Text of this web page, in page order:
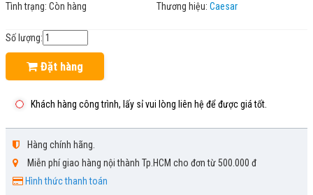
Tình trạng: Còn hàng Thương hiệu: Caesar
Số lượng:
Đặt hàng
Khách hàng công trình, lấy sỉ vui lòng liên hệ để được giá tốt.
Hàng chính hãng.
Miễn phí giao hàng nội thành Tp.HCM cho đơn từ 500.000 đ
Hình thức thanh toán